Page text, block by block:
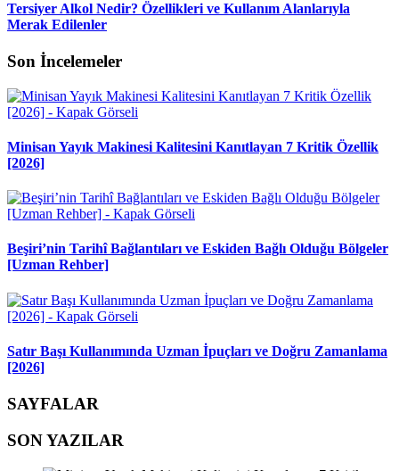
Tersiyer Alkol Nedir? Özellikleri ve Kullanım Alanlarıyla
Merak Edilenler
Son İncelemeler
Minisan Yayık Makinesi Kalitesini Kanıtlayan 7 Kritik Özellik
[2026]
Beşiri’nin Tarihî Bağlantıları ve Eskiden Bağlı Olduğu Bölgeler
[Uzman Rehber]
Satır Başı Kullanımında Uzman İpuçları ve Doğru Zamanlama
[2026]
SAYFALAR
SON YAZILAR